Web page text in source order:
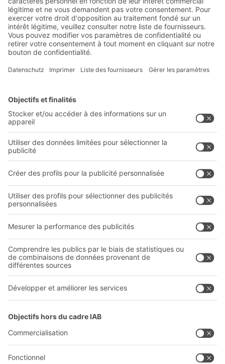
Réductions exclusives
Innovations
S'inscrire à la newsletter
Solutions intralogistiques
Bacs en matière plastique
Systèmes de rayonnages
Systèmes de transport interne
Formulaire de contact
Entreprise
Qui sommes-nous ?
Sites internationaux
Sites de production
Follow us
ABIT O
YOUR LIFE.
+41 41 790 20 64